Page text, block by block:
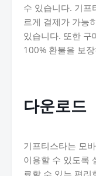
수 있습니다. 기프
르게 결제가 가능
있습니다. 또한 구
100% 환불을 보
다운로드
기프티스타는 모
이용할 수 있도록
료할 수 있는 편리